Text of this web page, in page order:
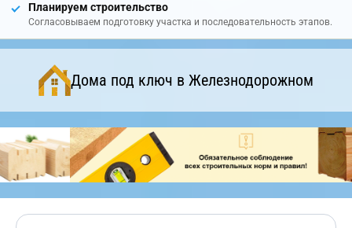
Планируем строительство
Согласовываем подготовку участка и последовательность этапов.
Дома под ключ в Железнодорожном